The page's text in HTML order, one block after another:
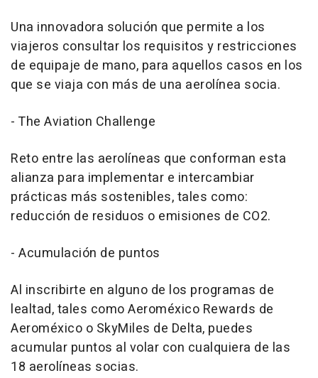
Una innovadora solución que permite a los
viajeros consultar los requisitos y restricciones
de equipaje de mano, para aquellos casos en los
que se viaja con más de una aerolínea socia.
- The Aviation Challenge
Reto entre las aerolíneas que conforman esta
alianza para implementar e intercambiar
prácticas más sostenibles, tales como:
reducción de residuos o emisiones de CO2.
- Acumulación de puntos
Al inscribirte en alguno de los programas de
lealtad, tales como Aeroméxico Rewards de
Aeroméxico o SkyMiles de Delta, puedes
acumular puntos al volar con cualquiera de las
18 aerolíneas socias.